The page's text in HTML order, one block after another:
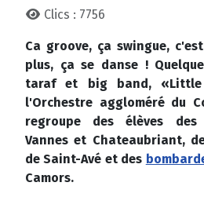
Clics : 7756
Ca groove, ça swingue,
plus, ça se danse !
taraf et big band, «Little
l'Orchestre aggloméré du
regroupe des élèves des
Vannes et Chateaubriant,
de Saint-Avé et des
Camors.